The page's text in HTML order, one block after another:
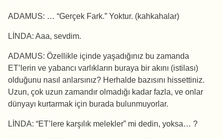
ADAMUS: … “Gerçek Fark.” Yoktur. (kahkahalar)
LİNDA: Aaa, sevdim.
ADAMUS: Özellikle içinde yaşadığınız bu zamanda
ET’lerin ve yabancı varlıkların buraya bir akını (istilası)
olduğunu nasıl anlarsınız? Herhalde bazısını hissettiniz.
Uzun, çok uzun zamandır olmadığı kadar fazla, ve onlar
dünyayı kurtarmak için burada bulunmuyorlar.
LİNDA: “ET’lere karşılık melekler” mi dedin, yoksa… ?